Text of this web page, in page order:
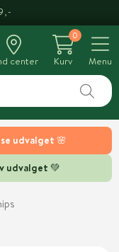
udvalget 🌸
udvalget 💚
center
0
Kurv
Menu